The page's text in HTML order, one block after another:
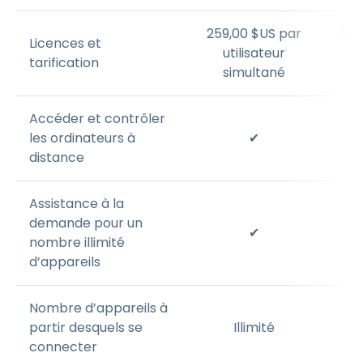
Licences et
tarification
259,00 $US par
utilisateur
simultané
Accéder et contrôler
les ordinateurs à
distance
✔
Assistance à la
demande pour un
nombre illimité
d’appareils
✔
Nombre d’appareils à
partir desquels se
connecter
Illimité